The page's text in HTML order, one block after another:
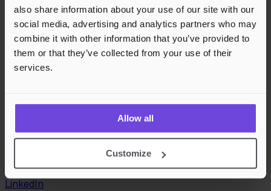
also share information about your use of our site with our
social media, advertising and analytics partners who may
combine it with other information that you’ve provided to
them or that they’ve collected from your use of their
services.
Allow all
Customize
LinkedIn